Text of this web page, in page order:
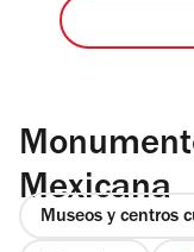
Mexicana
Museos y centros